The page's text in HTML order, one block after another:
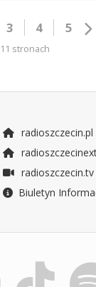
3 4 5
stronach
radioszczecin.pl
radioszczecin.tv
Biuletyn